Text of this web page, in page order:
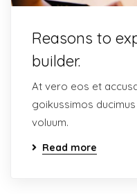
Reasons to
builder.
At vero eos et
goikussimos
voluum.
Read more